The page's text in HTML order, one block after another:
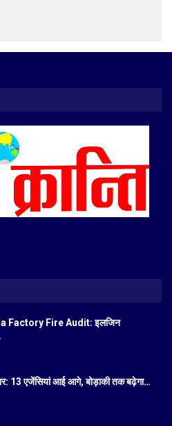
Factory Fire Audit: इलजिन
13 एजेंसियां आई आगे, बोड़ाकी तक बढ़ेगा…